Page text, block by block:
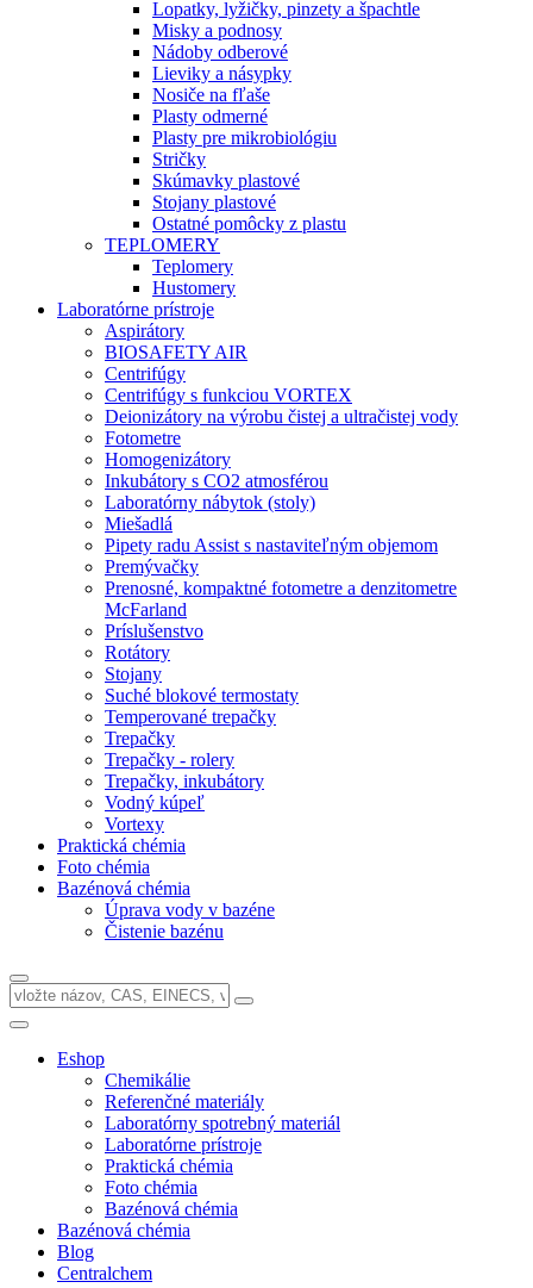
Lopatky, lyžičky, pinzety a špachtle
Misky a podnosy
Nádoby odberové
Lieviky a násypky
Nosiče na fľaše
Plasty odmerné
Plasty pre mikrobiológiu
Stričky
Skúmavky plastové
Stojany plastové
Ostatné pomôcky z plastu
TEPLOMERY
Teplomery
Hustomery
Laboratórne prístroje
Aspirátory
BIOSAFETY AIR
Centrifúgy
Centrifúgy s funkciou VORTEX
Deionizátory na výrobu čistej a ultračistej vody
Fotometre
Homogenizátory
Inkubátory s CO2 atmosférou
Laboratórny nábytok (stoly)
Miešadlá
Pipety radu Assist s nastaviteľným objemom
Premývačky
Prenosné, kompaktné fotometre a denzitometre
McFarland
Príslušenstvo
Rotátory
Stojany
Suché blokové termostaty
Temperované trepačky
Trepačky
Trepačky - rolery
Trepačky, inkubátory
Vodný kúpeľ
Vortexy
Praktická chémia
Foto chémia
Bazénová chémia
Úprava vody v bazéne
Čistenie bazénu
Eshop
Chemikálie
Referenčné materiály
Laboratórny spotrebný materiál
Laboratórne prístroje
Praktická chémia
Foto chémia
Bazénová chémia
Bazénová chémia
Blog
Centralchem